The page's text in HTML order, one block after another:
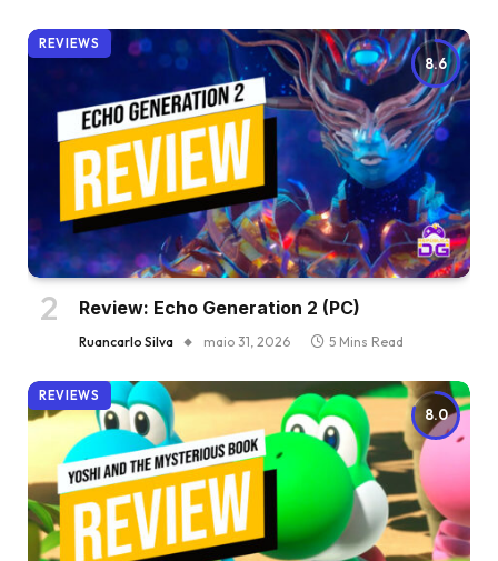
8.6
REVIEWS
Review: Echo Generation 2 (PC)
Ruancarlo Silva maio 31, 2026 5 Mins Read
8.0
REVIEWS